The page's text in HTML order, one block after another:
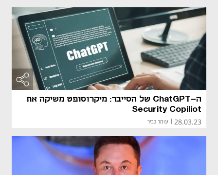
ה-ChatGPT של הסייבר: מיקרוסופט משיקה את
Security Copiliot
28.03.23 עומר כביר